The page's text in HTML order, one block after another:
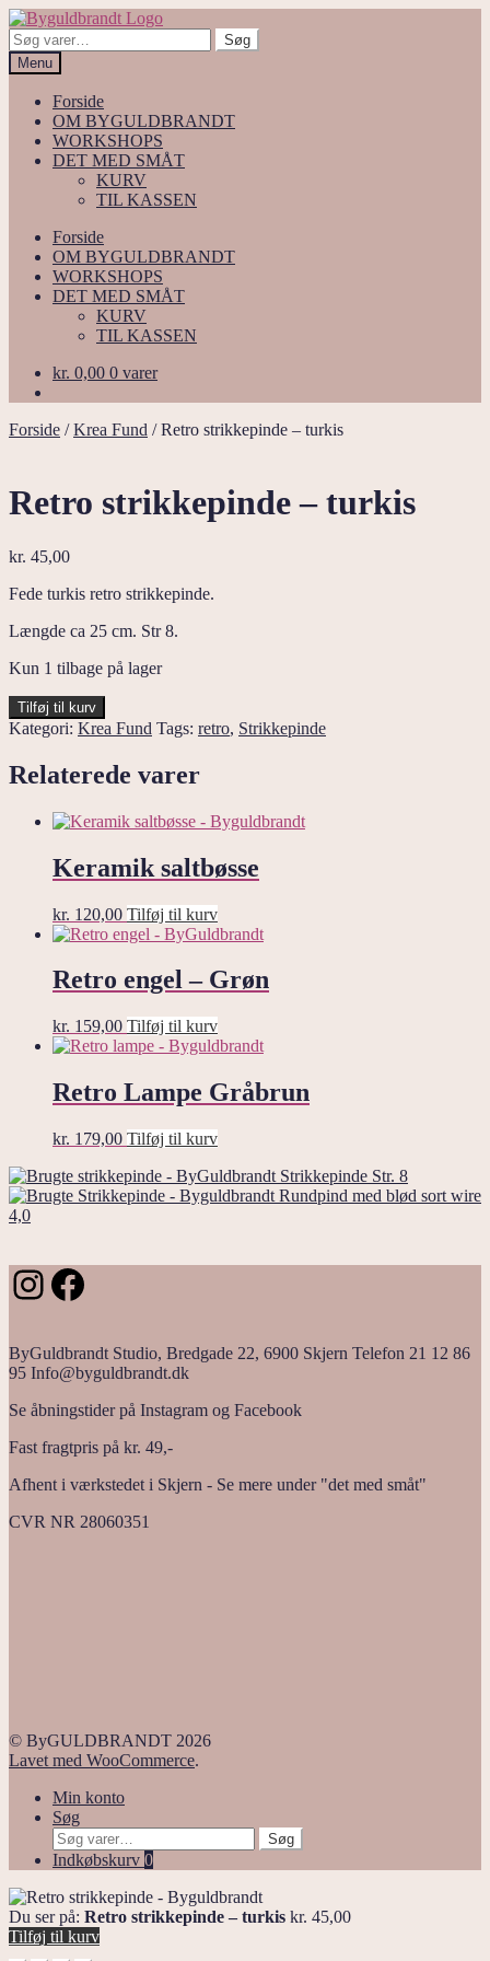
Spring
til
navigation
Spring
til
indhold
Søg
efter:
Søg
Menu
Forside
OM BYGULDBRANDT
WORKSHOPS
DET MED SMÅT
KURV
TIL KASSEN
Forside
OM BYGULDBRANDT
WORKSHOPS
DET MED SMÅT
KURV
TIL KASSEN
kr. 0,00 0 varer
Forside /Krea Fund /Retro strikkepinde – turkis
Retro strikkepinde – turkis
kr. 45,00
Fede turkis retro strikkepinde.
Længde ca 25 cm. Str 8.
Kun 1 tilbage på lager
Retro
strikkepinde
turkis
antal
Tilføj til kurv
Kategori: Krea Fund Tags: retro, Strikkepinde
Relaterede varer
Keramik saltbøsse
kr. 120,00 Tilføj til kurv
Retro engel – Grøn
kr. 159,00 Tilføj til kurv
Retro Lampe Gråbrun
kr. 179,00 Tilføj til kurv
Strikkepinde Str. 8
Rundpind med blød sort wire
4,0
Instagram
Facebook
ByGuldbrandt Studio, Bredgade 22, 6900 Skjern Telefon 21 12 86
95 Info@byguldbrandt.dk
Se åbningstider på Instagram og Facebook
Fast fragtpris på kr. 49,-
Afhent i værkstedet i Skjern - Se mere under "det med småt"
CVR NR 28060351
© ByGULDBRANDT 2026
Lavet med WooCommerce.
Min konto
Søg
Søg
efter:
Søg
Indkøbskurv 0
Du ser på: Retro strikkepinde – turkis kr. 45,00
Tilføj til kurv